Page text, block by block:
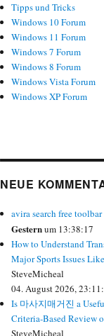
Tipps und Tricks
Windows 10 Forum
Windows 11 Forum
Windows 7 Forum
Windows 8 Forum
Windows Vista Forum
Windows XP Forum
NEUE
avira search free toolbar
Gesternum 13:38:17
How to Understand
Major Sports Issues
SteveMicheal
04. August 2026,
Is 마사지매거진 a
Criteria-Based Review